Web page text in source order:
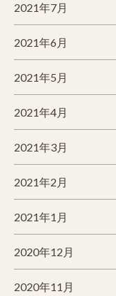
2021年7月
2021年6月
2021年5月
2021年4月
2021年3月
2021年2月
2021年1月
2020年12月
2020年11月